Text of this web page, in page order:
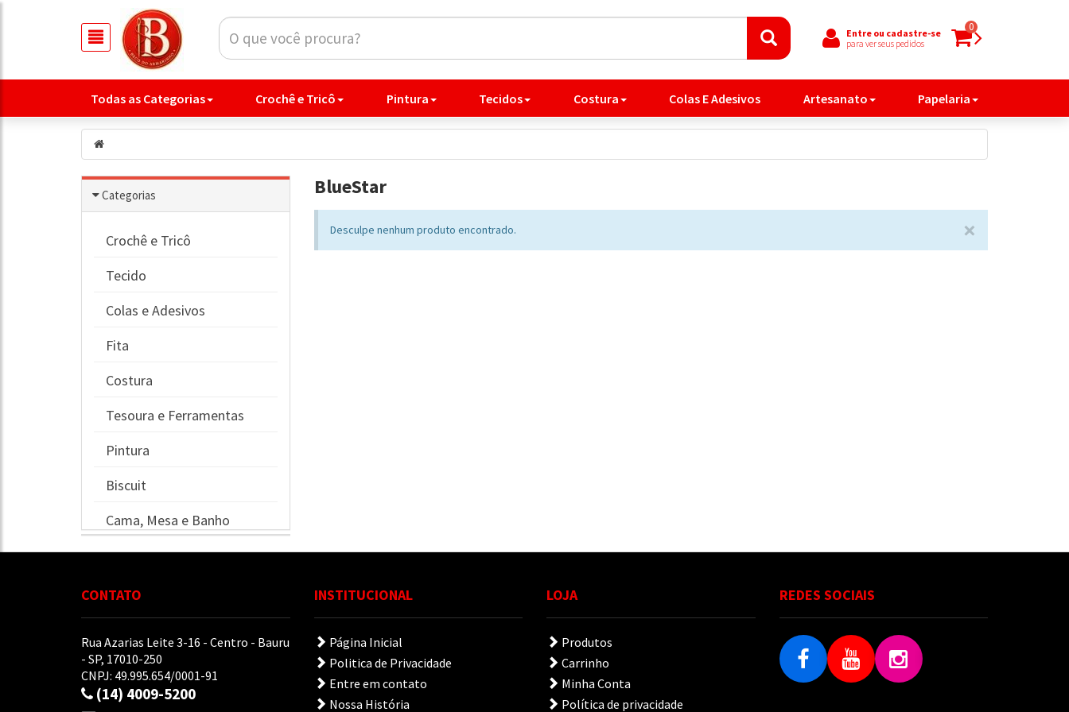
Entre ou cadastre-se
para ver seus pedidos
0
Todas as Categorias Crochê e Tricô Pintura Tecidos Costura Colas E Adesivos Artesanato Papelaria
Categorias
Crochê e Tricô
Tecido
Colas e Adesivos
Fita
Costura
Tesoura e Ferramentas
Pintura
Biscuit
Cama, Mesa e Banho
Papelaria
Artesanato
BlueStar
×
Desculpe nenhum produto encontrado.
CONTATO
Rua Azarias Leite 3-16 - Centro - Bauru
- SP, 17010-250
CNPJ: 49.995.654/0001-91
(14) 4009-5200
INSTITUCIONAL
Página Inicial
Politica de Privacidade
Entre em contato
Nossa História
LOJA
Produtos
Carrinho
Minha Conta
Política de privacidade
REDES SOCIAIS